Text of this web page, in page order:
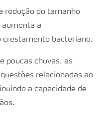
redução do tamanho
aumenta a
crestamento bacteriano.
poucas chuvas, as
relacionadas ao
a capacidade de